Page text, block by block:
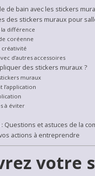
de bain avec les stickers
des stickers muraux pour
différence
coréenne
créativité
d’autres accessoires
des stickers muraux ?
muraux
l’application
à éviter
: Questions et astuces de la
actions à entreprendre
votre